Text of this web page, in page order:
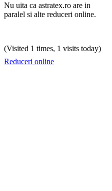
Nu uita ca astratex.ro are in
paralel si alte reduceri online.
(Visited 1 times, 1 visits today)
Reduceri online